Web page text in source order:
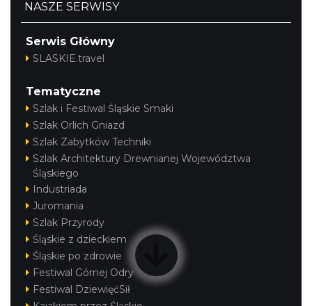
NASZE SERWISY
Serwis Główny
SLASKIE.travel
Tematyczne
Szlak i Festiwal Śląskie Smaki
Szlak Orlich Gniazd
Szlak Zabytków Techniki
Szlak Architektury Drewnianej Województwa
Śląskiego
Industriada
Juromania
Szlak Przyrody
Śląskie z dzieckiem
Śląskie po zdrowie
Festiwal Górnej Odry
Festiwal DziewięćSił